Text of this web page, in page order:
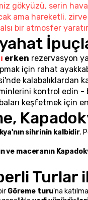
gökyüzü, serin
ama hareketli,
bir atmosfer
erken rezervasyon
için rahat
kalabalıklardan
kontrol edin -
keşfetmek için
sihrinin kalbidir.
ve maceranın
Turlar
Göreme turu'na